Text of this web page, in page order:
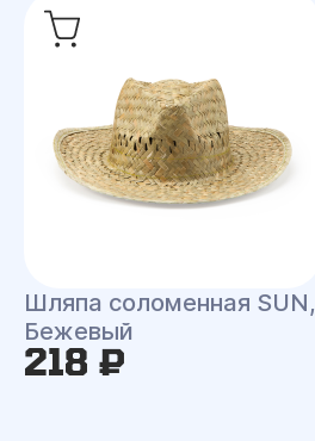
Шляпа соломенная SUN,
Бежевый
218 ₽